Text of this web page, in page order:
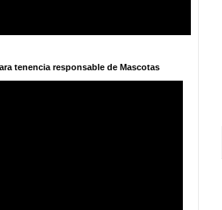
tenencia responsable de Mascotas